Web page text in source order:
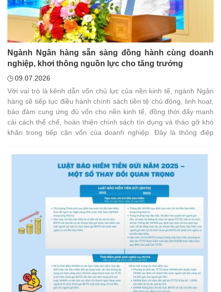
Ngành Ngân hàng sẵn sàng đồng hành cùng doanh
nghiệp, khơi thông nguồn lực cho tăng trưởng
09.07.2026
Với vai trò là kênh dẫn vốn chủ lực của nền kinh tế, ngành Ngân
hàng sẽ tiếp tục điều hành chính sách tiền tệ chủ động, linh hoạt,
bảo đảm cung ứng đủ vốn cho nền kinh tế, đồng thời đẩy mạnh
cải cách thể chế, hoàn thiện chính sách tín dụng và tháo gỡ khó
khăn trong tiếp cận vốn của doanh nghiệp. Đây là thông điệp
nhấn mạnh tại Hội thảo "Tăng trưởng hai con số - Động lực từ
doanh nghiệp" do Báo Nhân Dân và Liên đoàn Thương mại và
Công nghiệp Việt Nam (VCCI) tổ chức sáng 8/7.